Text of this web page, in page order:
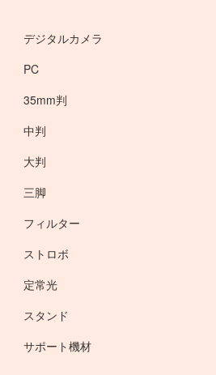
デジタルカメラ
デジタルカメラ
Nikon DSLR
Sony ミラーレス
Nikon ミラーレス
PC
PC
ノートブック PC
PC用 周辺機器
35mm判
Canon Lens
EF 単焦点レンズ
EF ズームレンズ
中判
PHASE ONE
Schneider 645 レンズ
大判
三脚
フィルター
HARRISON
ストロボ
定常光
Aupture LEDライト
スタンド
サポート機材